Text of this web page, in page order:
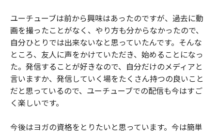
ユーチューブは前から興味はあったのですが、過去に動
画を撮ったことがなく、やり方も分からなかったので、
自分ひとりでは出来ないなと思っていたんです。そんな
ところ、友人に声をかけていただき、始めることになっ
た。発信することが好きなので、自分だけのメディアと
言いますか、発信していく場をたくさん持つの良いこと
だと思っているので、ユーチューブでの配信も今はすご
く楽しいです。
今後はヨガの資格をとりたいと思っています。今は簡単